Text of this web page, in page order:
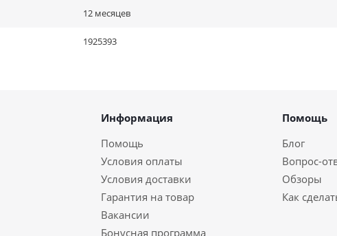
12 месяцев
1925393
Информация
Помощь
Условия оплаты
Условия доставки
Гарантия на товар
Вакансии
Бонусная программа
Помощь
Блог
Вопрос-
Обзоры
Как